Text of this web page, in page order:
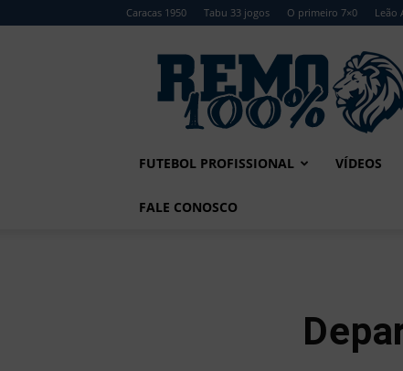
Caracas 1950 Tabu 33 jogos O primeiro 7×0 Leão
Remo
FUTEBOL PROFISSIONAL VÍDEOS
FALE CONOSCO